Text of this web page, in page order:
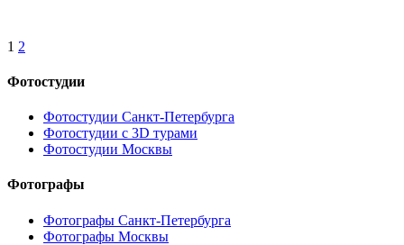
1 2
Фотостудии
Фотостудии Санкт-Петербурга
Фотостудии с 3D турами
Фотостудии Москвы
Фотографы
Фотографы Санкт-Петербурга
Фотографы Москвы